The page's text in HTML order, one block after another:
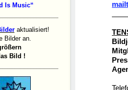
Is Music“
aktualisiert!
Bilder an.
Bild !